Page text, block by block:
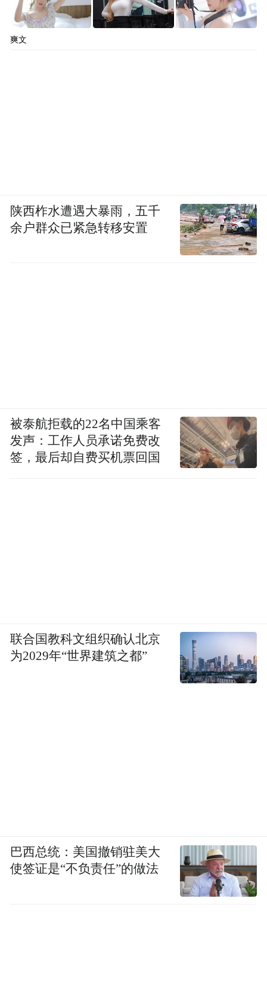
爽文
陕西柞水遭遇大暴雨，五千
余户群众已紧急转移安置
被泰航拒载的22名中国乘客
发声：工作人员承诺免费改
签，最后却自费买机票回国
联合国教科文组织确认北京
为2029年“世界建筑之都”
巴西总统：美国撤销驻美大
使签证是“不负责任”的做法